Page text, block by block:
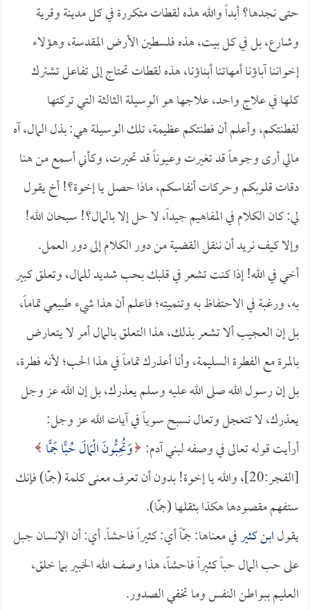
حتى نجدها؟ أبداً والله هذه لقطات متكررة في كل مدينة وقرية
وشارع، بل في كل بيت، هذه فلسطين الأرض المقدسة، وهؤلاء
إخواننا آباؤنا أمهاتنا أبناؤنا، هذه لقطات تحتاج إلى تفاعل تشترك
كلها في علاج واحد، علاجها هو الوسيلة الثالثة التي تركتها
لفطنتكم، وأعلم أن فطنتكم عظيمة، تلك الوسيلة هي: بذل المال، آه
مالي أرى وجوهاً قد تغيرت وعيوناً قد تحيرت، وكأني أسمع من هنا
دقات قلوبكم وحركات أنفاسكم، ماذا حصل يا إخوة؟! أخ يقول
لي: كان الكلام في المفاهيم جيداً، لا حل إلا بالمال؟! سبحان الله!
وإلا كيف نريد أن ننقل القضية من دور الكلام إلى دور العمل.
أخي في الله! إذا كنت تشعر في قلبك بحب شديد للمال، وتعلق كبير
به، ورغبة في الاحتفاظ به وتنميته؛ فاعلم أن هذا شيء طبيعي تماماً،
بل إن العجيب ألا تشعر بذلك، هذا التعلق بالمال أمر لا يتعارض
بالمرة مع الفطرة السليمة، وأنا أعذرك تماماً في هذا الحب؛ لأنه فطرة،
بل إن رسول الله صلى الله عليه وسلم يعذرك، بل إن الله عز وجل
يعذرك، لا تتعجل وتعال نسبح سوياً في آيات الله عز وجل:
أرأيت قوله تعالى في وصفه لبني آدم: وَتُحِبُّونَ الْمَالَ حُبًّا جَمًّا
[الفجر:20]، والله يا إخوة! بدون أن تعرف معنى كلمة (جمّا) فإنك
ستفهم مقصودها هكذا بثقلها (جمّا).
يقولابن كثيرفي معناها: جمّاً أي: كثيراً فاحشاً. أي: أن الإنسان جبل
على حب المال حباً كثيراً فاحشاً، هذا وصف الله الخبير بما خلق،
العليم ببواطن النفس وما تخفي الصدور.